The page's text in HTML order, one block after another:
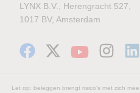
LYNX B.V., Herengracht 527,
1017 BV, Amsterdam
Let op: beleggen brengt risico's met zich